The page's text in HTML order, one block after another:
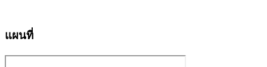
แผนที่